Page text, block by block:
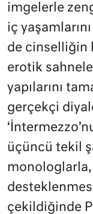
imgelerle
iç
de cinselliğin
erotik
yapılarını
gerçekçi
üçüncü tekil
monologlarla,
çekildiğinde